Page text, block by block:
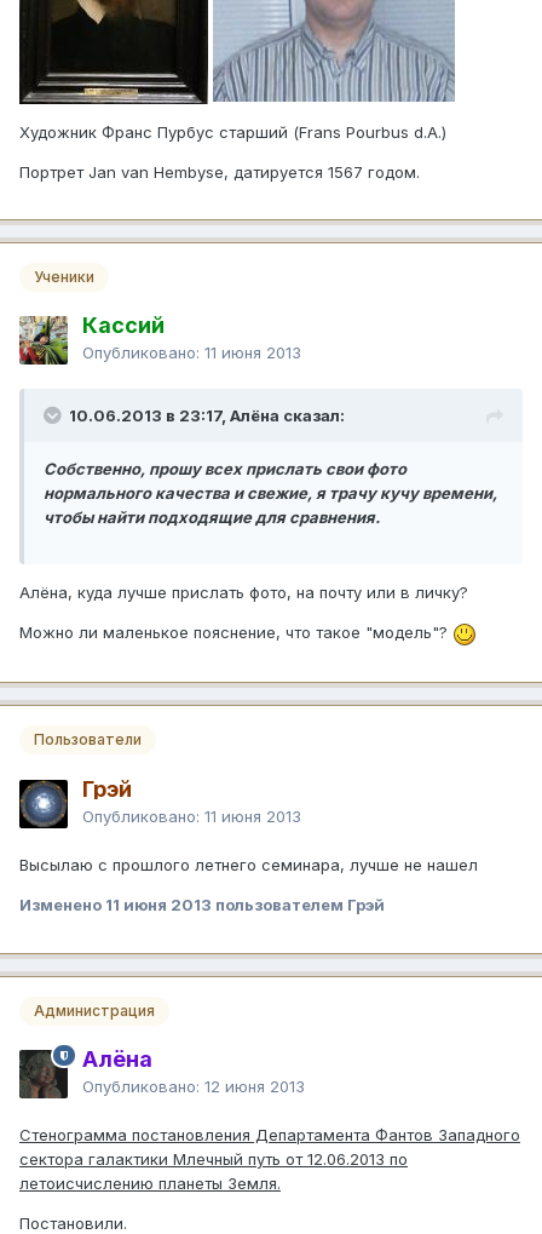
Художник Франс Пурбус старший (Frans Pourbus d.А.)
Портрет Jan van Hembyse, датируется 1567 годом.
Ученики
Кассий
Опубликовано: 11 июня 2013
10.06.2013 в 23:17, Алёна сказал:
Собственно, прошу всех прислать свои фото
нормального качества и свежие, я трачу кучу времени,
чтобы найти подходящие для сравнения.
Алёна, куда лучше прислать фото, на почту или в личку?
Можно ли маленькое пояснение, что такое "модель"?
Пользователи
Грэй
Опубликовано: 11 июня 2013
Высылаю с прошлого летнего семинара, лучше не нашел
Изменено 11 июня 2013 пользователем Грэй
Администрация
Алёна
Опубликовано: 12 июня 2013
Стенограмма постановления Департамента Фантов Западного
сектора галактики Млечный путь от 12.06.2013 по
летоисчислению планеты Земля.
Постановили.